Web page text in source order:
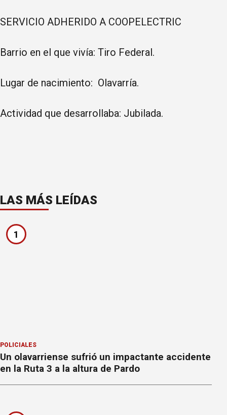
SERVICIO ADHERIDO A COOPELECTRIC
Barrio en el que vivía: Tiro Federal.
Lugar de nacimiento: Olavarría.
Actividad que desarrollaba: Jubilada.
LAS MÁS LEÍDAS
1
POLICIALES
Un olavarriense sufrió un impactante accidente
en la Ruta 3 a la altura de Pardo